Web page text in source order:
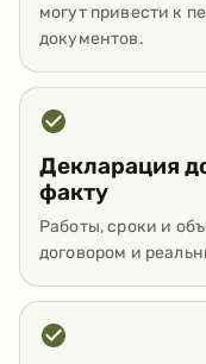
могут привести к
документов.
Декларация
факту
Работы, сроки и
договором и